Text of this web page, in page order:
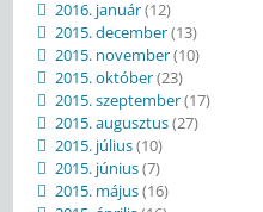
2016. január(12)
2015. december(13)
2015. november(10)
2015. október(23)
2015. szeptember(17)
2015. augusztus(27)
2015. július(10)
2015. június(7)
2015. május(16)